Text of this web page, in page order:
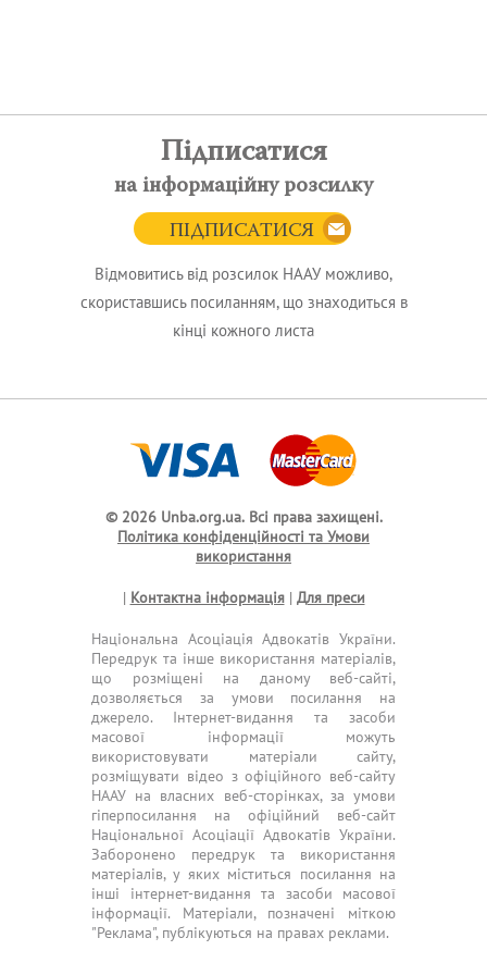
Підписатися
на інформаційну розсилку
ПІДПИСАТИСЯ
Відмовитись від розсилок НААУ можливо,
скориставшись посиланням, що знаходиться в
кінці кожного листа
© 2026 Unba.org.ua. Всі права захищені.
Політика конфіденційності та Умови
використання
| Контактна інформація| Для преси
Національна Асоціація Адвокатів України.
Передрук та інше використання матеріалів,
що розміщені на даному веб-сайті,
дозволяється за умови посилання на
джерело. Інтернет-видання та засоби
масової інформації можуть
використовувати матеріали сайту,
розміщувати відео з офіційного веб-сайту
НААУ на власних веб-сторінках, за умови
гіперпосилання на офіційний веб-сайт
Національної Асоціації Адвокатів України.
Заборонено передрук та використання
матеріалів, у яких міститься посилання на
інші інтернет-видання та засоби масової
інформації. Матеріали, позначені міткою
"Реклама", публікуються на правах реклами.